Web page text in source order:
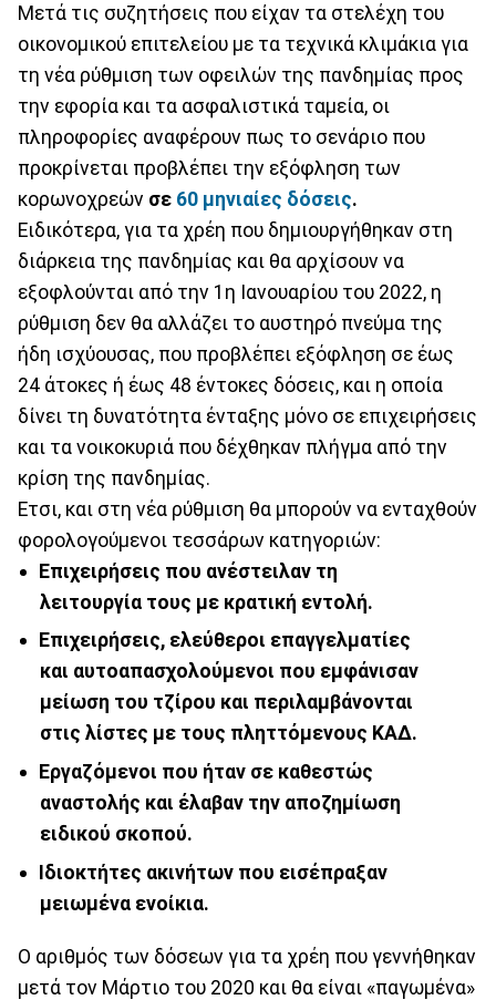
Μετά τις συζητήσεις που είχαν τα στελέχη του
οικονομικού επιτελείου με τα τεχνικά κλιμάκια για
τη νέα ρύθμιση των οφειλών της πανδημίας προς
την εφορία και τα ασφαλιστικά ταμεία, οι
πληροφορίες αναφέρουν πως το σενάριο που
προκρίνεται προβλέπει την εξόφληση των
κορωνοχρεών σε 60 μηνιαίες δόσεις.
Ειδικότερα, για τα χρέη που δημιουργήθηκαν στη
διάρκεια της πανδημίας και θα αρχίσουν να
εξοφλούνται από την 1η Ιανουαρίου του 2022, η
ρύθμιση δεν θα αλλάζει το αυστηρό πνεύμα της
ήδη ισχύουσας, που προβλέπει εξόφληση σε έως
24 άτοκες ή έως 48 έντοκες δόσεις, και η οποία
δίνει τη δυνατότητα ένταξης μόνο σε επιχειρήσεις
και τα νοικοκυριά που δέχθηκαν πλήγμα από την
κρίση της πανδημίας.
Ετσι, και στη νέα ρύθμιση θα μπορούν να ενταχθούν
φορολογούμενοι τεσσάρων κατηγοριών:
Επιχειρήσεις που ανέστειλαν τη
λειτουργία τους με κρατική εντολή.
Επιχειρήσεις, ελεύθεροι επαγγελματίες
και αυτοαπασχολούμενοι που εμφάνισαν
μείωση του τζίρου και περιλαμβάνονται
στις λίστες με τους πληττόμενους ΚΑΔ.
Εργαζόμενοι που ήταν σε καθεστώς
αναστολής και έλαβαν την αποζημίωση
ειδικού σκοπού.
Ιδιοκτήτες ακινήτων που εισέπραξαν
μειωμένα ενοίκια.
Ο αριθμός των δόσεων για τα χρέη που γεννήθηκαν
μετά τον Μάρτιο του 2020 και θα είναι «παγωμένα»